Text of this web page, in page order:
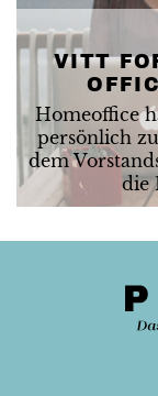
VITT
Homeoffice
persönlich
dem
die